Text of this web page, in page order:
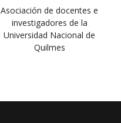
Asociación de docentes e
investigadores de la
Universidad Nacional de
Quilmes